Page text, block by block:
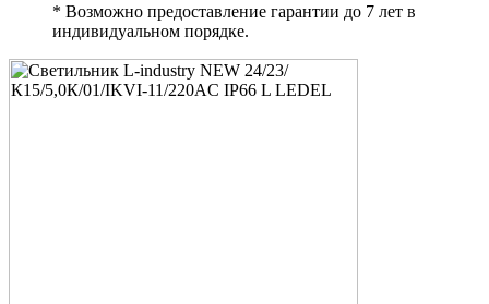
* Возможно предоставление гарантии до 7 лет в
индивидуальном порядке.